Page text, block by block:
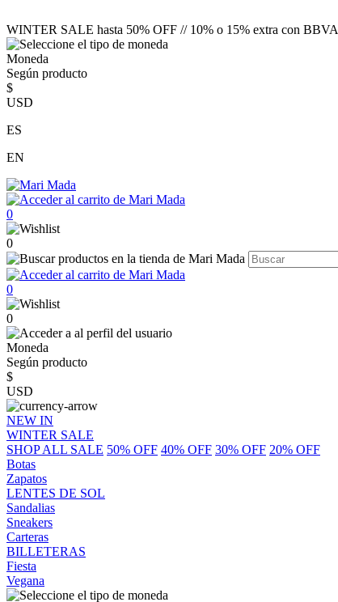
WINTER SALE hasta 50% OFF // 10% o 15% extra con BBVA
Moneda
Según producto
$
USD
ES
EN
0
0
0
0
Moneda
Según producto
$
USD
NEW IN
WINTER SALE
SHOP ALL SALE 50% OFF 40% OFF 30% OFF 20% OFF
Botas
Zapatos
LENTES DE SOL
Sandalias
Sneakers
Carteras
BILLETERAS
Fiesta
Vegana